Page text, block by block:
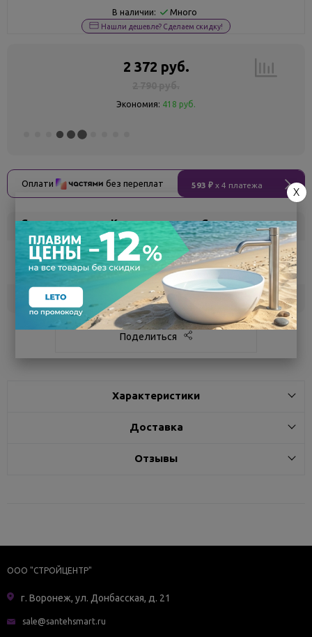
В наличии: Много
Нашли дешевле? Сделаем скидку!
2 372 руб.
Экономия: 418 руб.
Оплати без переплат 593 ₽ x 4 платежа
Склад Кол-во Срок поставки
Воронеж 5
Самовывоз
сегодня
Белгород под заказ 3 - 7 дней
Поделиться
Характеристики
Доставка
Отзывы
ООО "СТРОЙЦЕНТР"
г. Воронеж, ул. Донбасская, д. 21
sale@santehsmart.ru
X